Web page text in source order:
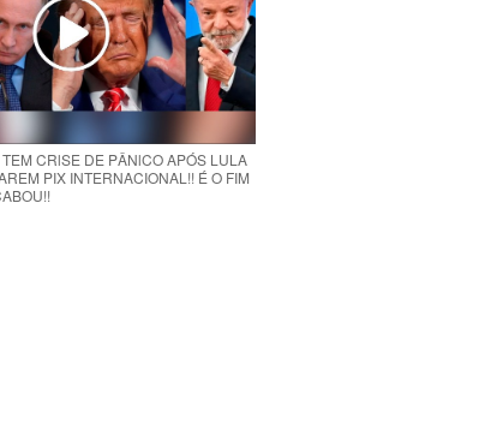
CRlSE DE PÂNlCO APÓS LULA
PIX INTERNACIONAL!! É O FIM